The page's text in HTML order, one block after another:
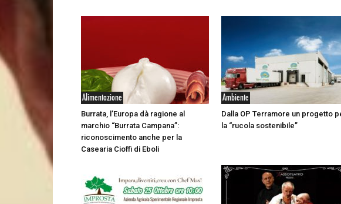
Alimentazione
Burrata, l’Europa dà ragione al
marchio “Burrata Campana”:
riconoscimento anche per la
Casearia Cioffi di Eboli
Ambiente
Dalla OP Terramore un progetto
la “rucola sostenibile”